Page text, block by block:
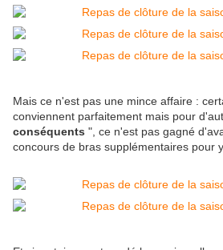
Mais ce n'est pas une mince affaire :
conviennent parfaitement mais pour
conséquents ", ce n'est pas gagné
concours de bras supplémentaires pour